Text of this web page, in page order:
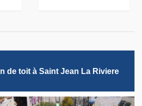
de toit à Saint Jean La Riviere